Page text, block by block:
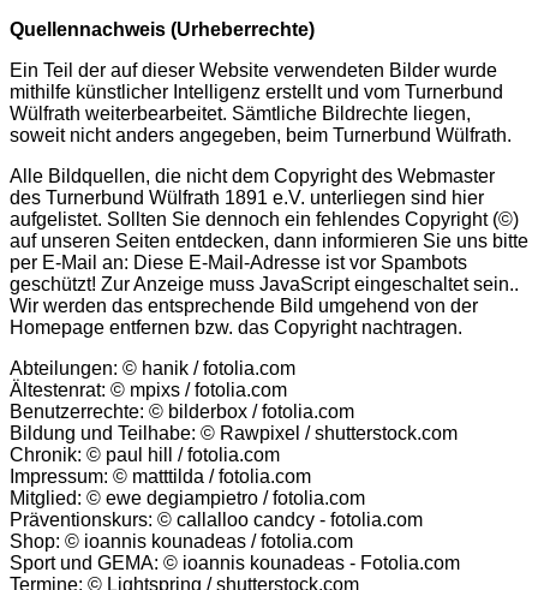
Quellennachweis (Urheberrechte)
Ein Teil der auf dieser Website verwendeten Bilder wurde
mithilfe künstlicher Intelligenz erstellt und vom Turnerbund
Wülfrath weiterbearbeitet. Sämtliche Bildrechte liegen,
soweit nicht anders angegeben, beim Turnerbund Wülfrath.
Alle Bildquellen, die nicht dem Copyright des Webmaster
des Turnerbund Wülfrath 1891 e.V. unterliegen sind hier
aufgelistet. Sollten Sie dennoch ein fehlendes Copyright (©)
auf unseren Seiten entdecken, dann informieren Sie uns bitte
per E-Mail an: Diese E-Mail-Adresse ist vor Spambots
geschützt! Zur Anzeige muss JavaScript eingeschaltet sein..
Wir werden das entsprechende Bild umgehend von der
Homepage entfernen bzw. das Copyright nachtragen.
Abteilungen: © hanik / fotolia.com
Ältestenrat: © mpixs / fotolia.com
Benutzerrechte: © bilderbox / fotolia.com
Bildung und Teilhabe: © Rawpixel / shutterstock.com
Chronik: © paul hill / fotolia.com
Impressum: © matttilda / fotolia.com
Mitglied: © ewe degiampietro / fotolia.com
Präventionskurs: © callalloo candcy - fotolia.com
Shop: © ioannis kounadeas / fotolia.com
Sport und GEMA: © ioannis kounadeas - Fotolia.com
Termine: © Lightspring / shutterstock.com